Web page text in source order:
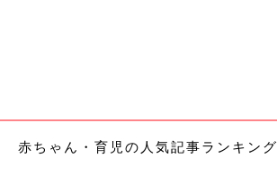
赤ちゃん・育児の人気記事ランキング